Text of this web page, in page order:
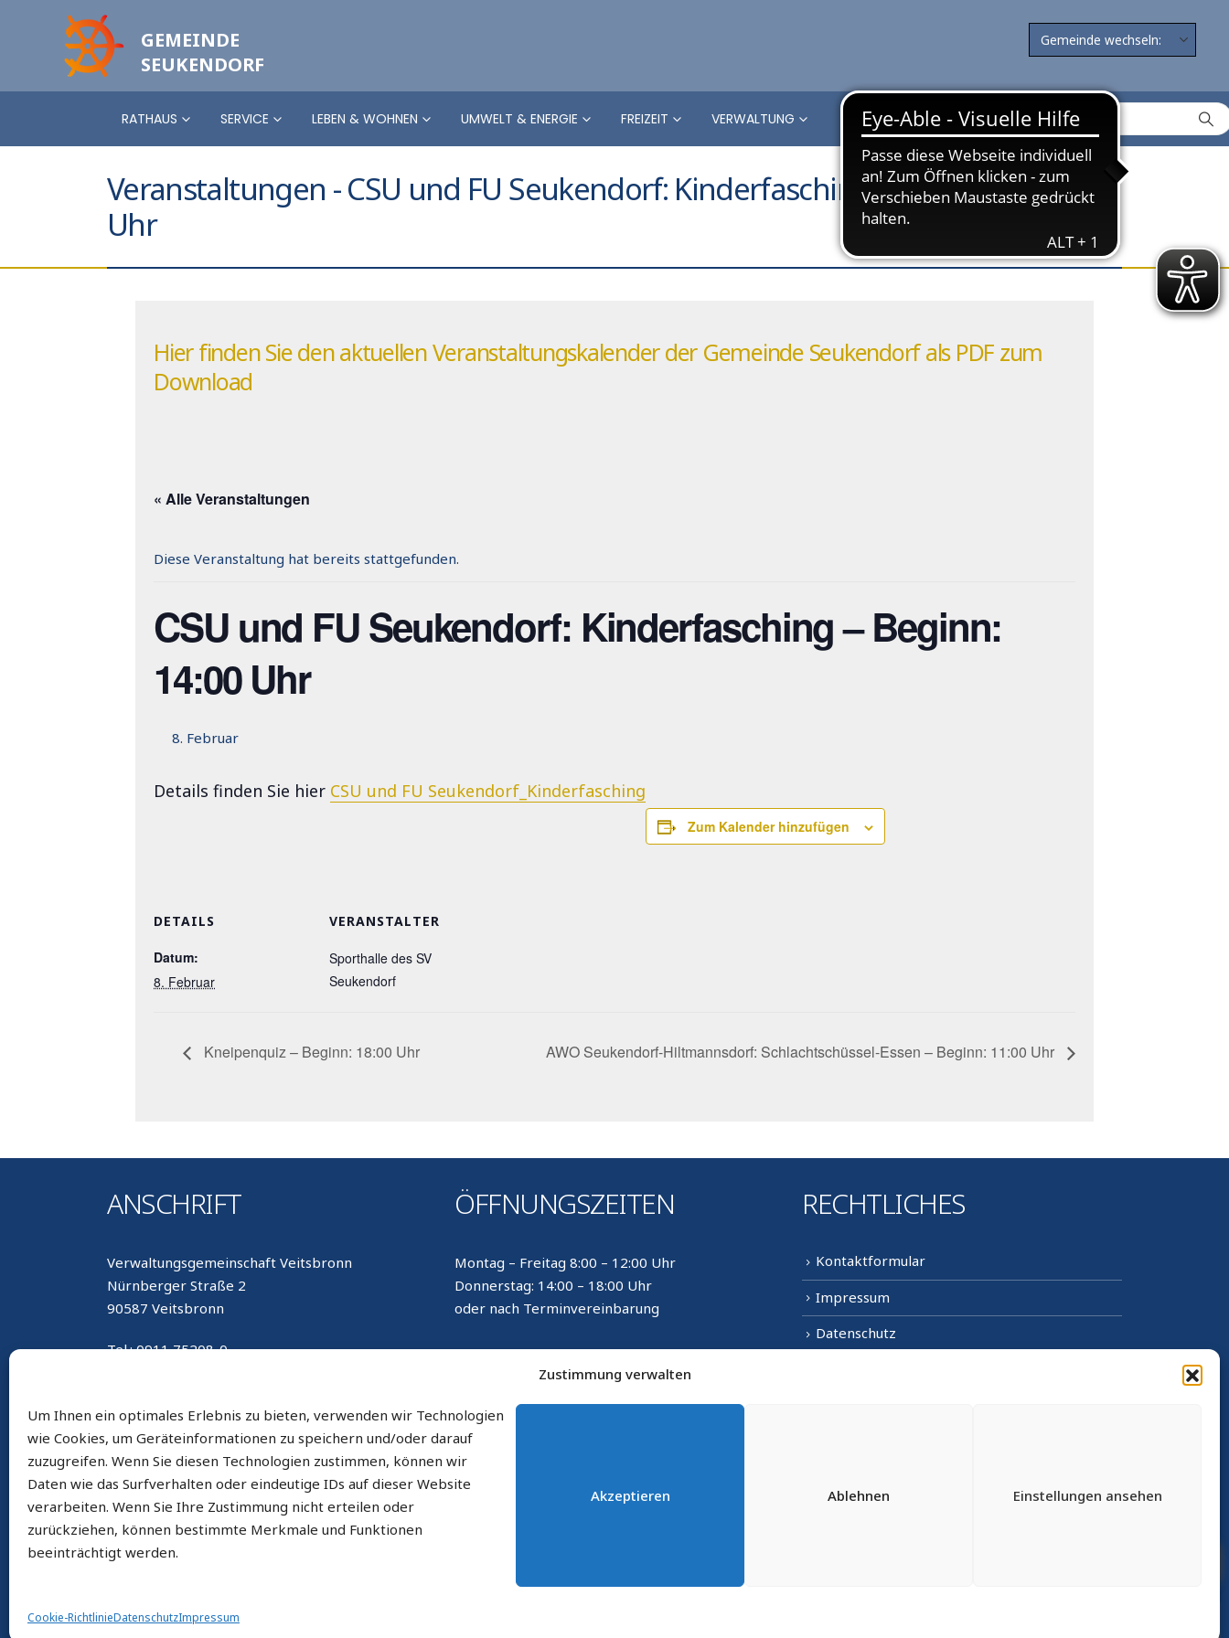
Zustimmung verwalten
Um Ihnen ein optimales Erlebnis zu bieten, verwenden wir Technologien
wie Cookies, um Geräteinformationen zu speichern und/oder darauf
zuzugreifen. Wenn Sie diesen Technologien zustimmen, können wir
Daten wie das Surfverhalten oder eindeutige IDs auf dieser Website
verarbeiten. Wenn Sie Ihre Zustimmung nicht erteilen oder
zurückziehen, können bestimmte Merkmale und Funktionen
beeinträchtigt werden.
Akzeptieren Ablehnen Einstellungen ansehen
Cookie-RichtlinieDatenschutzImpressum
GEMEINDE
SEUKENDORF
RATHAUS SERVICE LEBEN & WOHNEN UMWELT & ENERGIE FREIZEIT VERWALTUNG
Veranstaltungen - CSU und FU Seukendorf: Kinderfasching – Beginn: 14:00
Uhr
Hier finden Sie den aktuellen Veranstaltungskalender der Gemeinde Seukendorf als PDF zum
Download
« Alle Veranstaltungen
Diese Veranstaltung hat bereits stattgefunden.
CSU und FU Seukendorf: Kinderfasching – Beginn:
14:00 Uhr
8. Februar
Details finden Sie hier CSU und FU Seukendorf_Kinderfasching
Zum Kalender hinzufügen
DETAILS
Datum:
8. Februar
VERANSTALTER
Sporthalle des SV
Seukendorf
Kneipenquiz – Beginn: 18:00 Uhr AWO Seukendorf-Hiltmannsdorf: Schlachtschüssel-Essen – Beginn: 11:00 Uhr
ANSCHRIFT
Verwaltungsgemeinschaft Veitsbronn
Nürnberger Straße 2
90587 Veitsbronn
Tel.: 0911 75208-0
ÖFFNUNGSZEITEN
Montag – Freitag 8:00 – 12:00 Uhr
Donnerstag: 14:00 – 18:00 Uhr
oder nach Terminvereinbarung
Öffnungszeiten Bürgeramt
Dienstag: 8:00 – 12:00 und 14:00 – 16:00 Uhr
RECHTLICHES
Kontaktformular
Impressum
Datenschutz